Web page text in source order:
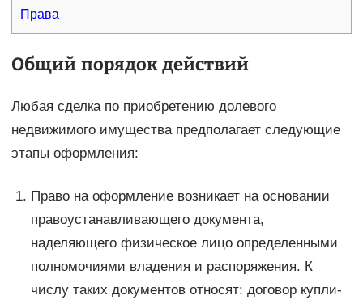
Права
Общий порядок действий
Любая сделка по приобретению долевого
недвижимого имущества предполагает следующие
этапы оформления:
Право на оформление возникает на основании
правоустанавливающего документа,
наделяющего физическое лицо определенными
полномочиями владения и распоряжения. К
числу таких документов относят: договор купли-